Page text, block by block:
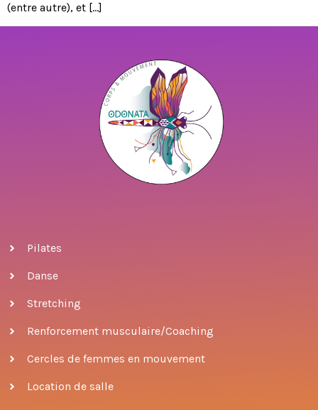
(entre autre), et […]
Pilates
Danse
Stretching
Renforcement musculaire/Coaching
Cercles de femmes en mouvement
Location de salle